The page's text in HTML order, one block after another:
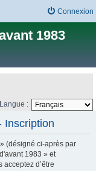
Connexion
1983
Langue :
Inscription
(désigné ci-après par
1983 » et
acceptez d’être